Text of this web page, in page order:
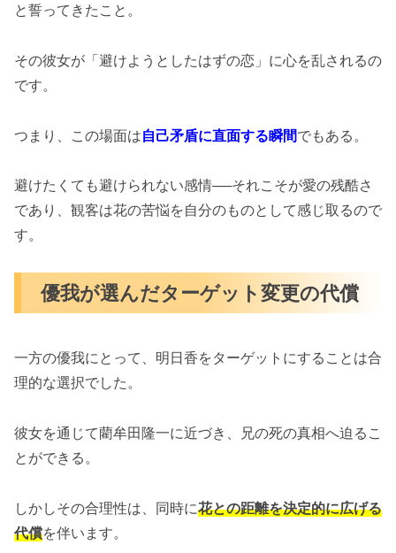
と誓ってきたこと。
その彼女が「避けようとしたはずの恋」に心を乱されるの
です。
つまり、この場面は自己矛盾に直面する瞬間でもある。
避けたくても避けられない感情──それこそが愛の残酷さ
であり、観客は花の苦悩を自分のものとして感じ取るので
す。
優我が選んだターゲット変更の代償
一方の優我にとって、明日香をターゲットにすることは合
理的な選択でした。
彼女を通じて藺牟田隆一に近づき、兄の死の真相へ迫るこ
とができる。
しかしその合理性は、同時に花との距離を決定的に広げる
代償を伴います。